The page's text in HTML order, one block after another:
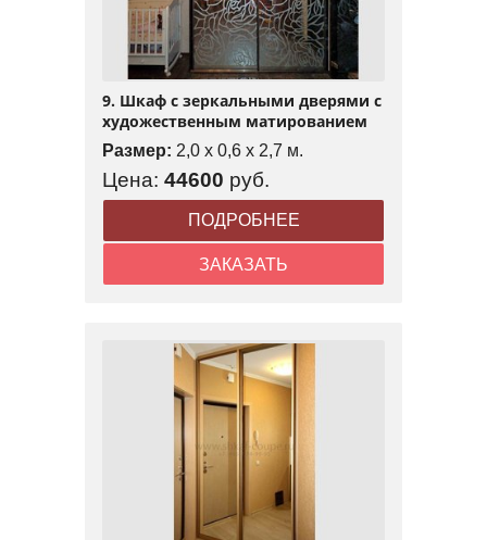
9. Шкаф с зеркальными дверями с
художественным матированием
Размер: 2,0 x 0,6 x 2,7 м.
Цена: 44600 руб.
ПОДРОБНЕЕ
ЗАКАЗАТЬ